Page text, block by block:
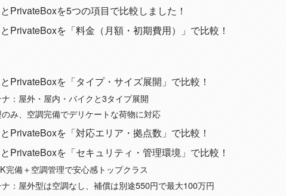
PrivateBoxを5つの項目で比較しました！
PrivateBoxを「料金（月額・初期費用）」で比較！
PrivateBoxを「タイプ・サイズ展開」で比較！
：屋外・屋内・バイクと3タイプ展開
み、空調完備でデリケートな荷物に対応
PrivateBoxを「対応エリア・拠点数」で比較！
PrivateBoxを「セキュリティ・管理環境」で比較！
完備＋空調管理で安心感トップクラス
ナ：屋外型は空調なし、補償は別途550円で最大100万円